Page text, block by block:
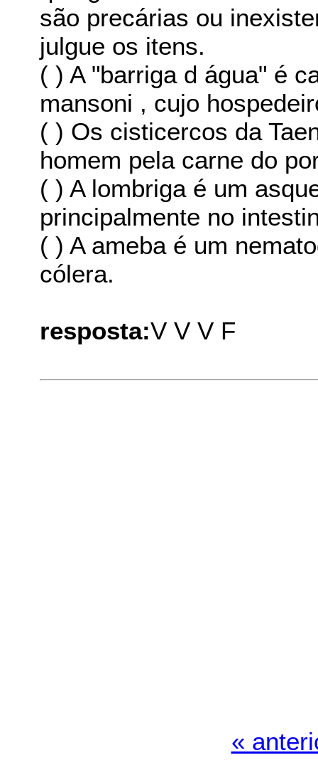
são precárias ou
julgue os itens.
( ) A "barriga d água" é
mansoni , cujo
( ) Os cisticercos da
homem pela carne do
( ) A lombriga é um
principalmente no
( ) A ameba é um
cólera.
resposta:V V V F
«